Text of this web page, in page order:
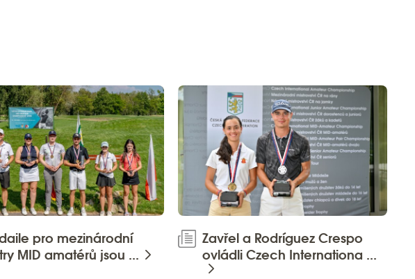
pro mezinárodní
MID amatérů jsou ...
Zavřel a Rodríguez Crespo
ovládli Czech Internationa ...